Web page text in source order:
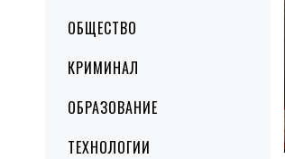
ОБЩЕСТВО
КРИМИНАЛ
ОБРАЗОВАНИЕ
ТЕХНОЛОГИИ